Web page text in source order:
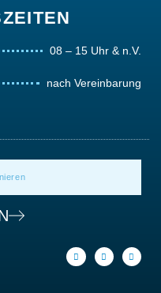
08 – 15 Uhr & n.V.
nach Vereinbarung